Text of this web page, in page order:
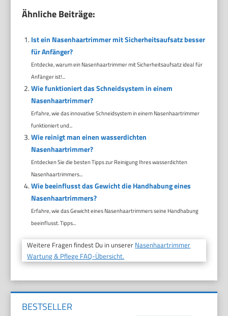
Ähnliche Beiträge:
Ist ein Nasenhaartrimmer mit Sicherheitsaufsatz besser
für Anfänger?
Entdecke, warum ein Nasenhaartrimmer mit Sicherheitsaufsatz ideal für
Anfänger ist!...
Wie funktioniert das Schneidsystem in einem
Nasenhaartrimmer?
Erfahre, wie das innovative Schneidsystem in einem Nasenhaartrimmer
funktioniert und...
Wie reinigt man einen wasserdichten
Nasenhaartrimmer?
Entdecken Sie die besten Tipps zur Reinigung Ihres wasserdichten
Nasenhaartrimmers...
Wie beeinflusst das Gewicht die Handhabung eines
Nasenhaartrimmers?
Erfahre, wie das Gewicht eines Nasenhaartrimmers seine Handhabung
beeinflusst. Tipps...
Weitere Fragen findest Du in unserer Nasenhaartrimmer
Wartung & Pflege FAQ-Übersicht.
BESTSELLER